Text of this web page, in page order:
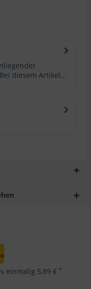
diesem Artikel...
einmalig 5,89 € *